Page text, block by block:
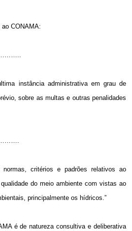
ao CONAMA:
instância administrativa em grau de
sobre as multas e outras penalidades
critérios e padrões relativos ao
do meio ambiente com vistas ao
principalmente os hídricos.”
é de natureza consultiva e deliberativa